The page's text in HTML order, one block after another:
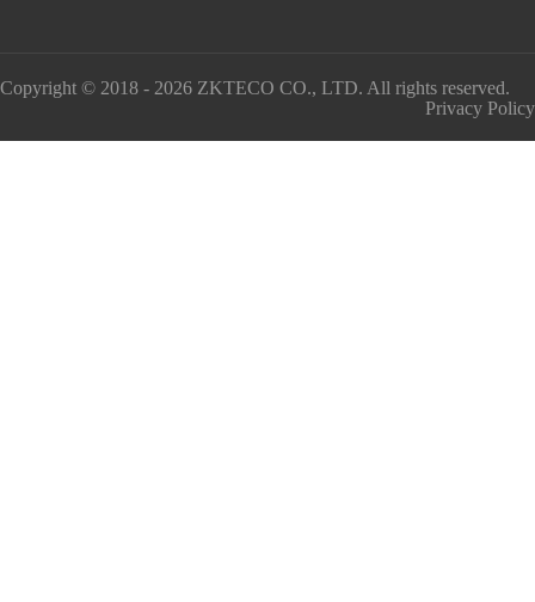
Copyright © 2018 - 2026 ZKTECO CO., LTD. All rights reserved.
Privacy Policy